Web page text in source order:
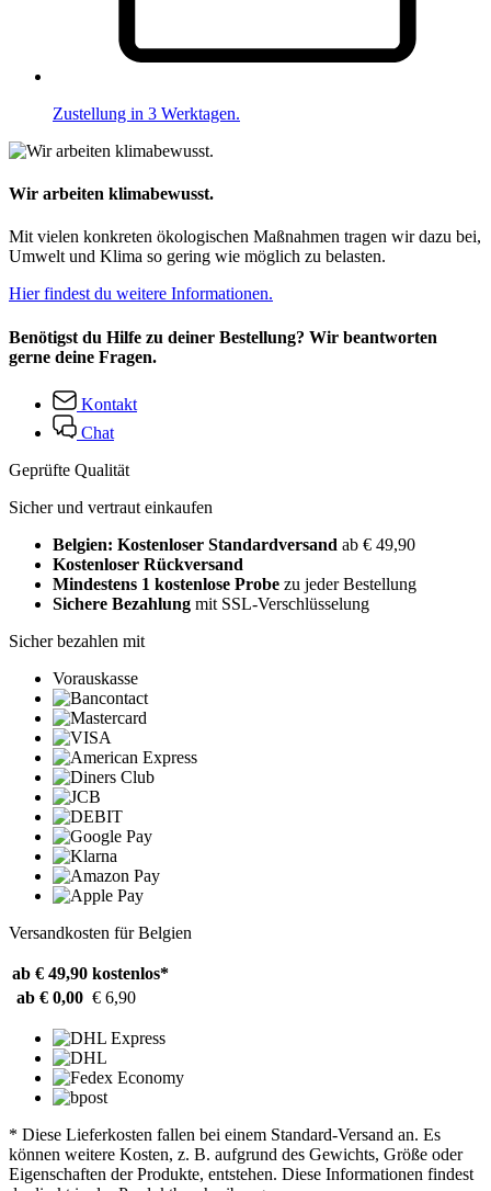
Zustellung in 3 Werktagen.
Wir arbeiten klimabewusst.
Mit vielen konkreten ökologischen Maßnahmen tragen wir dazu bei,
Umwelt und Klima so gering wie möglich zu belasten.
Hier findest du weitere Informationen.
Benötigst du Hilfe zu deiner Bestellung? Wir beantworten
gerne deine Fragen.
Kontakt
Chat
Geprüfte Qualität
Sicher und vertraut einkaufen
Belgien: Kostenloser Standardversand ab € 49,90
Kostenloser Rückversand
Mindestens 1 kostenlose Probe zu jeder Bestellung
Sichere Bezahlung mit SSL-Verschlüsselung
Sicher bezahlen mit
Vorauskasse
Versandkosten für Belgien
ab € 49,90 kostenlos*
ab € 0,00 € 6,90
* Diese Lieferkosten fallen bei einem Standard-Versand an. Es
können weitere Kosten, z. B. aufgrund des Gewichts, Größe oder
Eigenschaften der Produkte, entstehen. Diese Informationen findest